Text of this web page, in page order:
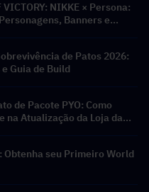
NIKKE × Persona:
Banners e
de Patos 2026:
Guia de Build
de Pacote PYO: Como
na Atualização da Loja da
seu Primeiro World